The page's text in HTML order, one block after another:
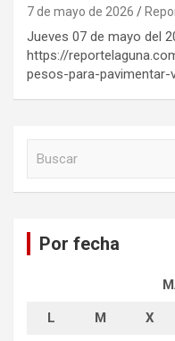
7 de mayo de 2026
Jueves 07 de mayo del
https://
pesos-para-
Por fecha
L M X